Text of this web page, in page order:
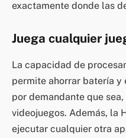
exactamente donde las
Juega cualquier
La capacidad de
permite ahorrar batería
por demandante que
videojuegos. Además, la
ejecutar cualquier otra